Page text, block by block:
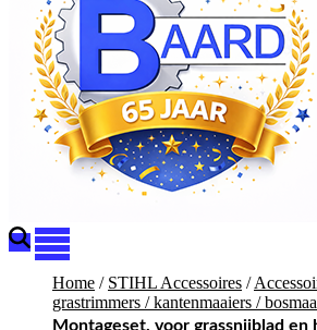
Home / STIHL Accessoires /
grastrimmers / kantenmaaiers /
Montageset, voor grassnijblad en